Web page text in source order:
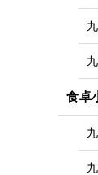
食卓